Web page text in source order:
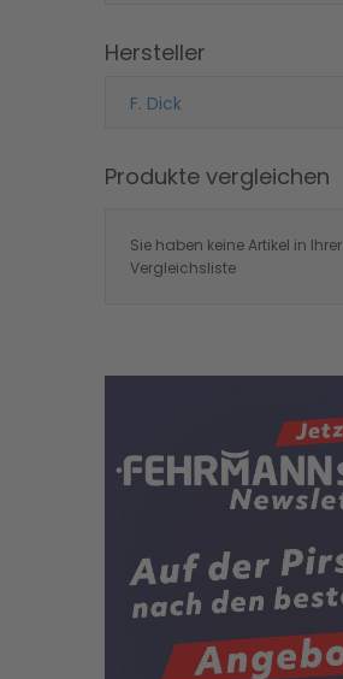
Hersteller
F. Dick
Produkte vergleichen
Sie haben keine Artikel in Ihrer
Vergleichsliste